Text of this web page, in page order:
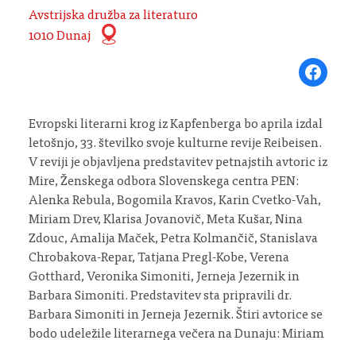
Avstrijska družba za literaturo
1010 Dunaj
Share on
Evropski literarni krog iz Kapfenberga bo aprila izdal
letošnjo, 33. številko svoje kulturne revije Reibeisen.
V reviji je objavljena predstavitev petnajstih avtoric iz
Mire, Ženskega odbora Slovenskega centra PEN:
Alenka Rebula, Bogomila Kravos, Karin Cvetko-Vah,
Miriam Drev, Klarisa Jovanovič, Meta Kušar, Nina
Zdouc, Amalija Maček, Petra Kolmančič, Stanislava
Chrobakova-Repar, Tatjana Pregl-Kobe, Verena
Gotthard, Veronika Simoniti, Jerneja Jezernik in
Barbara Simoniti. Predstavitev sta pripravili dr.
Barbara Simoniti in Jerneja Jezernik. Štiri avtorice se
bodo udeležile literarnega večera na Dunaju: Miriam